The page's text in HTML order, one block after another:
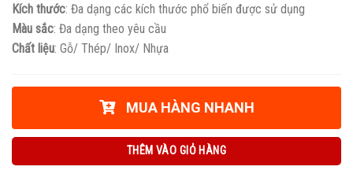
Kích thước: Đa dạng các kích thước phổ biến được sử dụng
Màu sắc: Đa dạng theo yêu cầu
Chất liệu: Gỗ/ Thép/ Inox/ Nhựa
MUA HÀNG NHANH
THÊM VÀO GIỎ HÀNG